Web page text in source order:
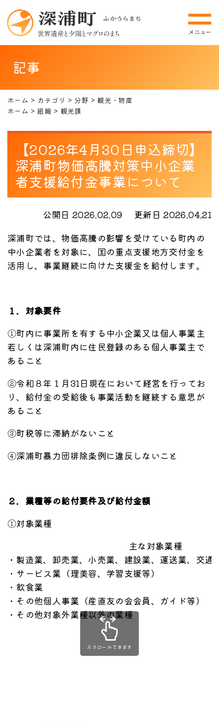
記事
ホーム カテゴリ 分野
観光・物産
ホーム
組織 観光課
【2026年4月30日申込締切】
深浦町物価高騰対策中小企業
者支援給付金事業について
公開日 2026.02.09
更新日 2026.04.21
深浦町では、物価高騰の影響を受けている町内の
中小企業者を対象に、国の重点支援地方交付金を
活用し、事業継続に向けた支援金を給付します。
１．対象要件
①町内に事業所を有する中小企業又は個人事業主
若しくは深浦町内に住民登録のある個人事業主で
あること
②令和８年１月31日現在において経営を行ってお
り、給付金の受給後も事業活動を継続する意思が
あること
③町税等に滞納がないこと
④深浦町暴力団排除条例に違反しないこと
２．業種等の給付要件及び給付金額
①対象業種
主な対象業種
・製造業、卸売業、小売業、建設業、運送業
・サービス業（理美容、学習支援等）
・飲食業
・その他個人事業（産直友の会会員、ガイド等）
・その他対象外業種以外の業種
スクロールできます